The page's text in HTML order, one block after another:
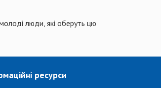
люди, які оберуть цю
ресурси